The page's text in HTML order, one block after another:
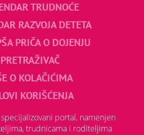
TRUDNOĆE
RAZVOJA DETETA
PRIČA O DOJENJU
PRETRAŽIVAČ
O KOLAČIĆIMA
KORIŠĆENJA
portal, namenjen
trudnicama i roditeljima